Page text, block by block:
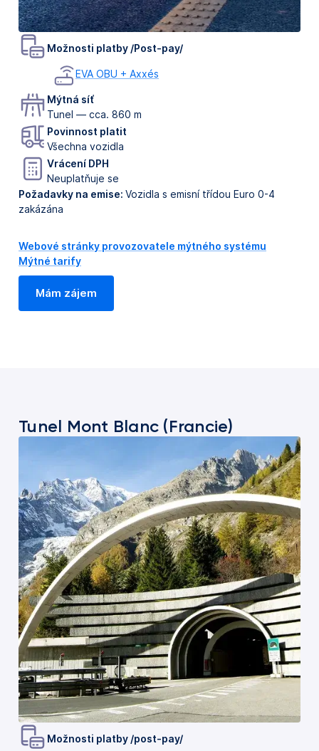
Možnosti platby /Post-pay/
EVA OBU + Axxés
Mýtná síť
Tunel — cca. 860 m
Povinnost platit
Všechna vozidla
Vrácení DPH
Neuplatňuje se
Požadavky na emise: Vozidla s emisní třídou Euro 0-4
zakázána
Webové stránky provozovatele mýtného systému
Mýtné tarify
Mám zájem
Tunel Mont Blanc (Francie)
Možnosti platby /post-pay/